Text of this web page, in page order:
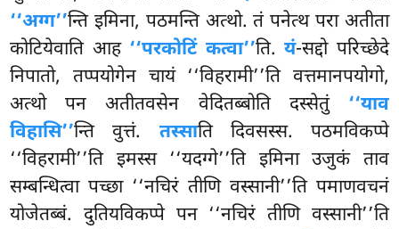
‘‘अग्ग’’न्ति इमिना, पठमन्ति अत्थो. तं पनेत्थ परा अतीता
कोटियेवाति आह ‘‘परकोटिं कत्वा’’ति.यं-सद्दो परिच्छेदे
निपातो, तप्पयोगेन चायं ‘‘विहरामी’’ति वत्तमानपयोगो,
अत्थो पन अतीतवसेन वेदितब्बोति दस्सेतुं ‘‘याव
विहासि’’न्ति वुत्तं. तस्साति दिवसस्स. पठमविकप्पे
‘‘विहरामी’’ति इमस्स ‘‘यदग्गे’’ति इमिना उजुकं ताव
सम्बन्धित्वा पच्छा ‘‘नचिरं तीणि वस्सानी’’ति पमाणवचनं
योजेतब्बं. दुतियविकप्पे पन ‘‘नचिरं तीणि वस्सानी’’ति